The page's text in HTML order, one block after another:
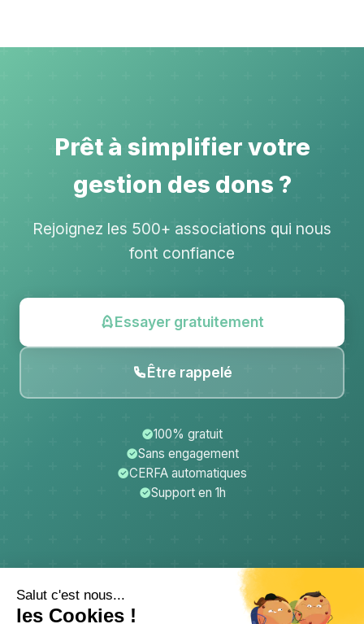
Prêt à simplifier votre
gestion des dons ?
Rejoignez les 500+ associations qui nous
font confiance
Essayer gratuitement
Être rappelé
100% gratuit
Sans engagement
CERFA automatiques
Support en 1h